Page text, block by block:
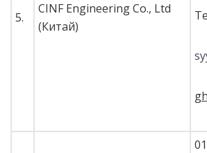
5.
CINF Engineering Co., Ltd
(Китай)